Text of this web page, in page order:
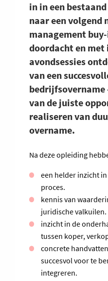
in in een
naar een volgend
management
doordacht en met
avondsessies
van een
bedrijfsovername
van de juiste
realiseren van
overname.
Na deze opleiding
een helder inzicht
proces.
kennis van
juridische valkuilen.
inzicht in de
tussen koper,
concrete
succesvol voor te
integreren.